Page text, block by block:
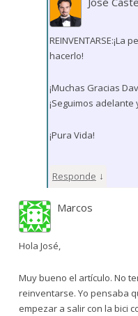
hacerlo!
¡Muchas Gracias
¡Seguimos
¡Pura Vida!
Responde ↓
Marcos
Hola José,
Muy bueno el artículo. No
reinventarse. Yo pensaba
empezar a salir con la bici